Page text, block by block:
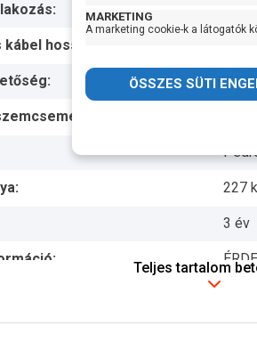
hossza:
10
227
3 év
Teljes tartalom
MARKETING
A marketing cookie-k a látogatók